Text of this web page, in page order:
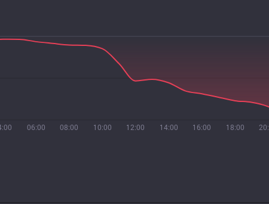
06:00 08:00 10:00 12:00 14:00 16:00 18:00